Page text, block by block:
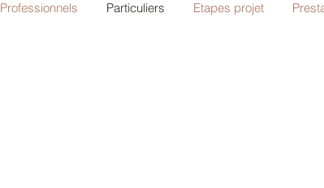
Professionnels Particuliers Etapes projet